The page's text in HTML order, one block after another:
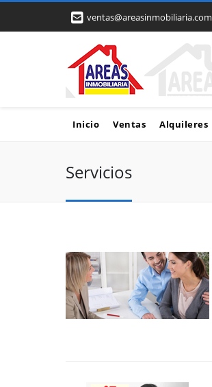
ventas@areasinmobiliaria.com
Inicio Ventas Alquileres
Servicios